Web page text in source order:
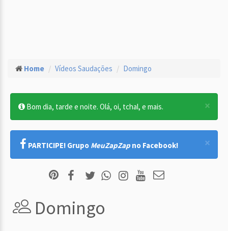
Home Vídeos Saudações Domingo
×
Bom dia, tarde e noite. Olá, oi, tchal, e mais.
×
PARTICIPE! Grupo MeuZapZap no Facebook!
Domingo